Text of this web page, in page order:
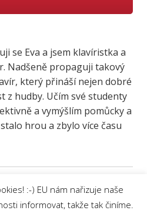
se Eva a jsem klavíristka a
Nadšeně propaguji takový
který přináší nejen dobré
z hudby. Učím své studenty
a vymýšlím pomůcky a
hrou a zbylo více času
:-) EU nám nařizuje naše
informovat, takže tak činíme.